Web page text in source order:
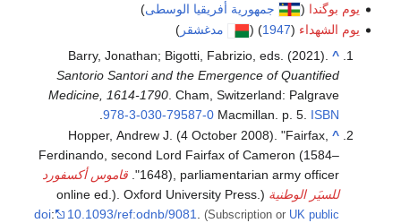
يوم بوگندا ( جمهورية أفريقيا الوسطى)
يوم الشهداء (
1947
) ( مدغشقر)
^
Barry, Jonathan; Bigotti, Fabrizio, eds. (2021).
Santorio Santori and the Emergence of Quantified
Medicine, 1614-1790 . Cham, Switzerland: Palgrave
Macmillan. p. 5. ISBN
978-3-030-79587-0
.
^
Hopper, Andrew J. (4 October 2008). "Fairfax,
Ferdinando, second Lord Fairfax of Cameron (1584–
1648), parliamentarian army officer".
قاموس أكسفورد
للسيَر الوطنية (online ed.). Oxford University Press.
doi: 10.1093/ref:odnb/9081. (Subscription or UK public